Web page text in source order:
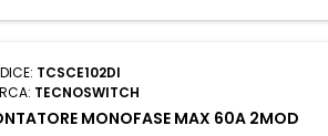
TCSCE102DI
TECNOSWITCH
MONOFASE MAX 60A 2MOD